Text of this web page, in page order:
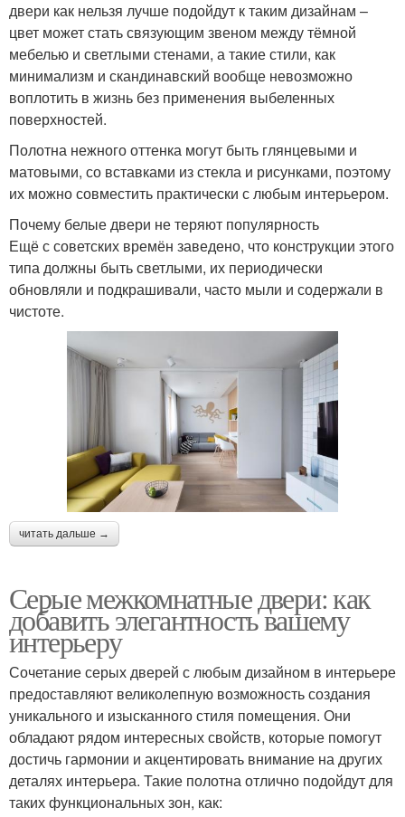
двери как нельзя лучше подойдут к таким дизайнам –
цвет может стать связующим звеном между тёмной
мебелью и светлыми стенами, а такие стили, как
минимализм и скандинавский вообще невозможно
воплотить в жизнь без применения выбеленных
поверхностей.
Полотна нежного оттенка могут быть глянцевыми и
матовыми, со вставками из стекла и рисунками, поэтому
их можно совместить практически с любым интерьером.
Почему белые двери не теряют популярность
Ещё с советских времён заведено, что конструкции этого
типа должны быть светлыми, их периодически
обновляли и подкрашивали, часто мыли и содержали в
чистоте.
читать дальше →
Серые межкомнатные двери: как
добавить элегантность вашему
интерьеру
Сочетание серых дверей с любым дизайном в интерьере
предоставляют великолепную возможность создания
уникального и изысканного стиля помещения. Они
обладают рядом интересных свойств, которые помогут
достичь гармонии и акцентировать внимание на других
деталях интерьера. Такие полотна отлично подойдут для
таких функциональных зон, как: